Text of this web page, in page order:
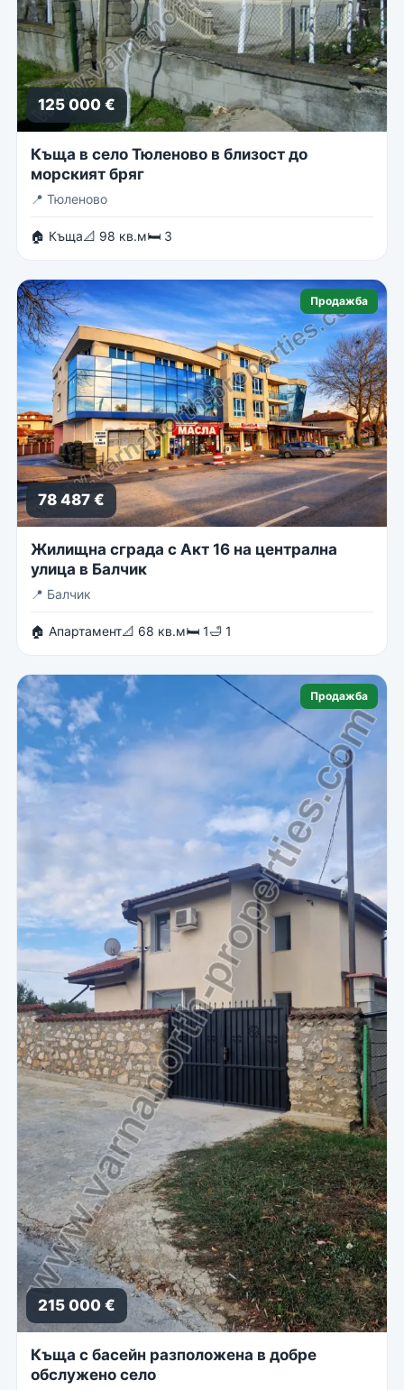
125 000 €
Къща в село Тюленово в близост до
морският бряг
📍 Тюленово
🏠 Къща📐 98 кв.м🛏 3
Продажба
78 487 €
Жилищна сграда с Акт 16 на централна
улица в Балчик
📍 Балчик
🏠 Апартамент📐 68 кв.м🛏 1🛁 1
Продажба
215 000 €
Къща с басейн разположена в добре
обслужено село